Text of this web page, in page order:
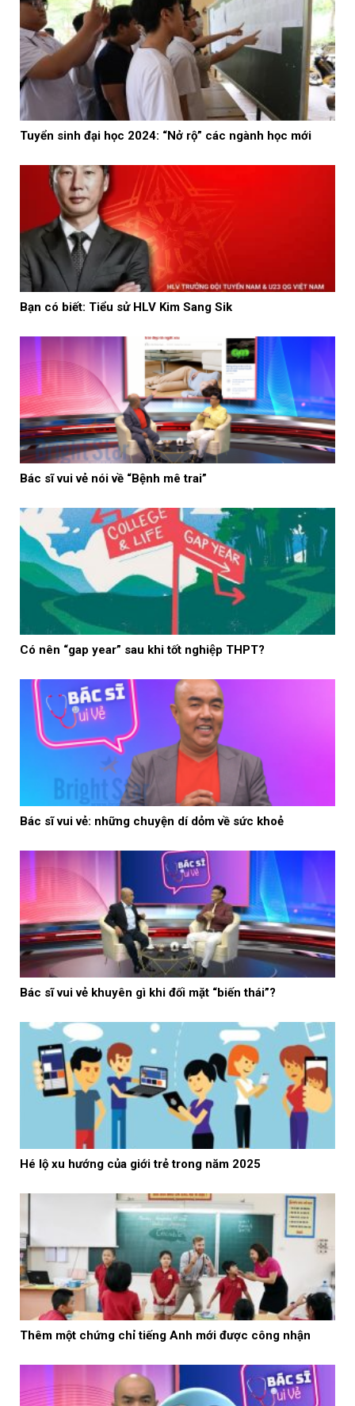
Tuyển sinh đại học 2024: “Nở rộ” các ngành học mới
Bạn có biết: Tiểu sử HLV Kim Sang Sik
Bác sĩ vui vẻ nói về “Bệnh mê trai”
Có nên “gap year” sau khi tốt nghiệp THPT?
Bác sĩ vui vẻ: những chuyện dí dỏm về sức khoẻ
Bác sĩ vui vẻ khuyên gì khi đối mặt “biến thái”?
Hé lộ xu hướng của giới trẻ trong năm 2025
Thêm một chứng chỉ tiếng Anh mới được công nhận